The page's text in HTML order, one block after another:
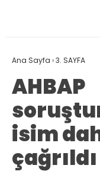
Ana Sayfa ›3. SAYFA
AHBAP
isim
çağrıldı